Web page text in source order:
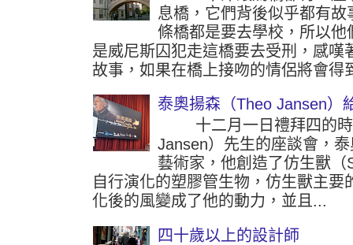
息橋，它們背後似乎都有
條橋都是要去學校，所以
是威尼斯囚犯走這橋要去受刑，感
故事，如果在橋上接吻的情侶將會得
泰奧揚森（Theo Jansen）
十二月一日禮拜四的時
Jansen）先生的座談會，
藝術家，他創造了仿生獸
自行演化的塑膠管生物，仿生獸主
化後的風變成了他的動力，並且...
四十歲以上的設計師